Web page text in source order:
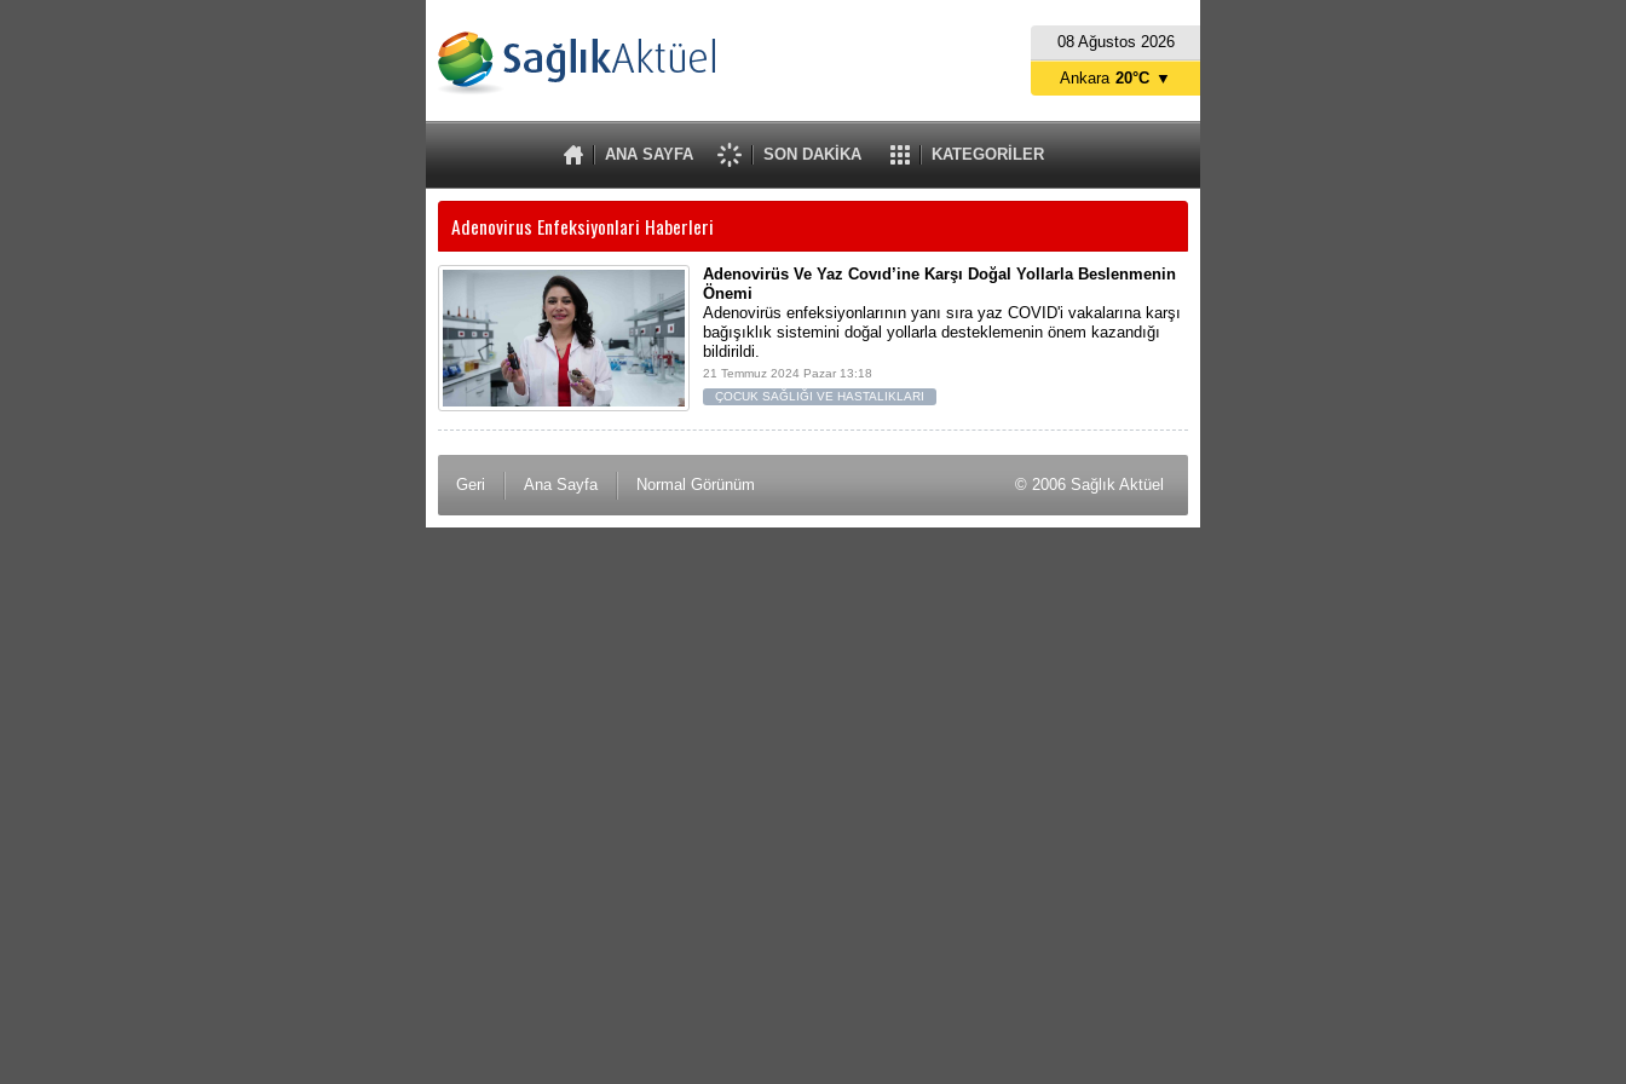
08 Ağustos 2026
ANA SAYFA SON DAKİKA KATEGORİLER
Ankara 20°C ▼
Adenovirus Enfeksiyonlari Haberleri
Adenovirüs Ve Yaz Covıd’ine Karşı Doğal Yollarla Beslenmenin
Önemi
Adenovirüs enfeksiyonlarının yanı sıra yaz COVID'i vakalarına karşı
bağışıklık sistemini doğal yollarla desteklemenin önem kazandığı
bildirildi.
21 Temmuz 2024 Pazar 13:18
ÇOCUK SAĞLIĞI VE HASTALIKLARI
Geri Ana Sayfa Normal Görünüm © 2006 Sağlık Aktüel